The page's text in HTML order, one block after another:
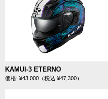
KAMUI-3 ETERNO
価格: ¥43,000（税込 ¥47,300）